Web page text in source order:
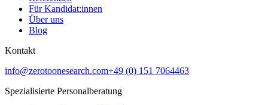
Für Kandidat:innen
Über uns
Blog
Kontakt
info@zerotoonesearch.com+49 (0) 151 7064463
Spezialisierte Personalberatung